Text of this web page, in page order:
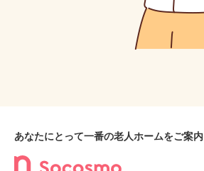
あなたにとって一番の老人ホームをご案内